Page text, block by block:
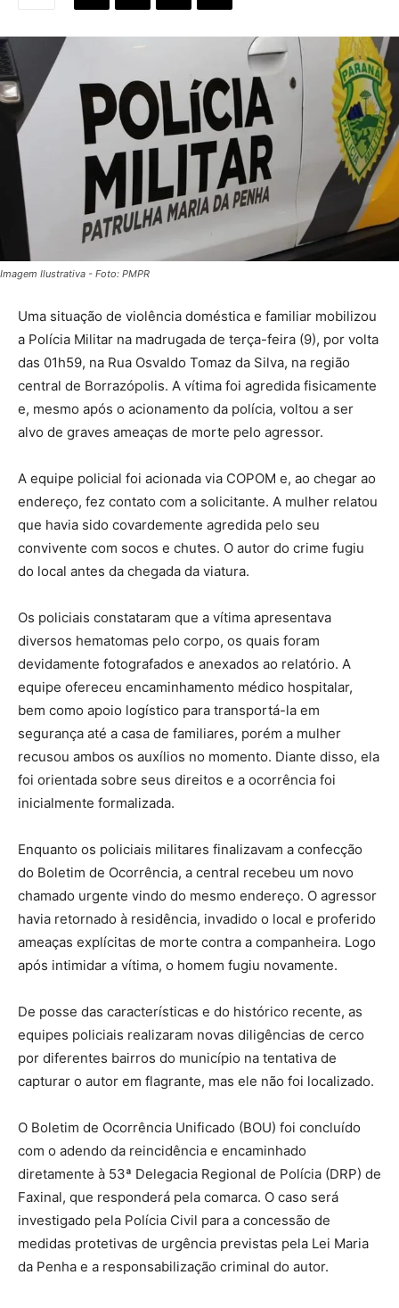
Imagem Ilustrativa - Foto: PMPR
Uma situação de violência doméstica e familiar mobilizou
a Polícia Militar na madrugada de terça-feira (9), por volta
das 01h59, na Rua Osvaldo Tomaz da Silva, na região
central de Borrazópolis. A vítima foi agredida fisicamente
e, mesmo após o acionamento da polícia, voltou a ser
alvo de graves ameaças de morte pelo agressor.
A equipe policial foi acionada via COPOM e, ao chegar ao
endereço, fez contato com a solicitante. A mulher relatou
que havia sido covardemente agredida pelo seu
convivente com socos e chutes. O autor do crime fugiu
do local antes da chegada da viatura.
Os policiais constataram que a vítima apresentava
diversos hematomas pelo corpo, os quais foram
devidamente fotografados e anexados ao relatório. A
equipe ofereceu encaminhamento médico hospitalar,
bem como apoio logístico para transportá-la em
segurança até a casa de familiares, porém a mulher
recusou ambos os auxílios no momento. Diante disso, ela
foi orientada sobre seus direitos e a ocorrência foi
inicialmente formalizada.
Enquanto os policiais militares finalizavam a confecção
do Boletim de Ocorrência, a central recebeu um novo
chamado urgente vindo do mesmo endereço. O agressor
havia retornado à residência, invadido o local e proferido
ameaças explícitas de morte contra a companheira. Logo
após intimidar a vítima, o homem fugiu novamente.
De posse das características e do histórico recente, as
equipes policiais realizaram novas diligências de cerco
por diferentes bairros do município na tentativa de
capturar o autor em flagrante, mas ele não foi localizado.
O Boletim de Ocorrência Unificado (BOU) foi concluído
com o adendo da reincidência e encaminhado
diretamente à 53ª Delegacia Regional de Polícia (DRP) de
Faxinal, que responderá pela comarca. O caso será
investigado pela Polícia Civil para a concessão de
medidas protetivas de urgência previstas pela Lei Maria
da Penha e a responsabilização criminal do autor.